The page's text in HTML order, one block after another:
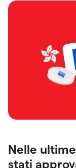
Nelle
stati